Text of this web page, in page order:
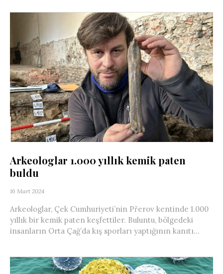
Arkeologlar 1.000 yıllık kemik paten
buldu
16 Mart 2024
Arkeologlar, Çek Cumhuriyeti’nin Přerov kentinde 1.000
yıllık bir kemik paten keşfettiler. Buluntu, bölgedeki
insanların Orta Çağ’da kış sporları yaptığının kanıtı...